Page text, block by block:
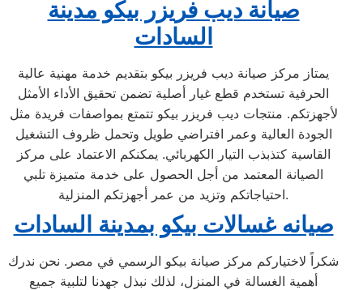
صيانة ديب فريزر بيكو مدينة
السادات
يمتاز مركز صيانة ديب فريزر بيكو بتقديم خدمة مهنية عالية
الحرفية تستخدم قطع غيار أصلية تضمن تحقيق الأداء الأمثل
لأجهزتكم. منتجات ديب فريزر بيكو تتمتع بمواصفات فريدة مثل
الجودة العالية وعمر افتراضي طويل وتحمل ظروف التشغيل
القاسية كتذبذب التيار الكهربائي. يمكنكم الاعتماد على مركز
الصيانة المعتمد من أجل الحصول على خدمة متميزة تلبي
احتياجاتكم وتزيد من عمر أجهزتكم المنزلية.
صيانه غسالات بيكو بمدينة السادات
شكراً لاختياركم مركز صيانة بيكو الرسمي في مصر. نحن ندرك
أهمية الغسالة في المنزل، لذلك نبذل جهدنا لتلبية جميع